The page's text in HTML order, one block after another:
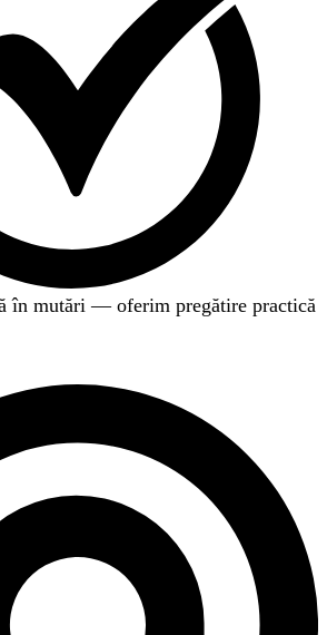
în mutări — oferim pregătire practică